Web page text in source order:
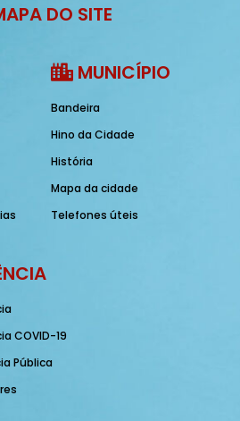
DO SITE
MUNICÍPIO
Bandeira
Hino da Cidade
História
Mapa da cidade
Telefones úteis
COVID-19
Pública